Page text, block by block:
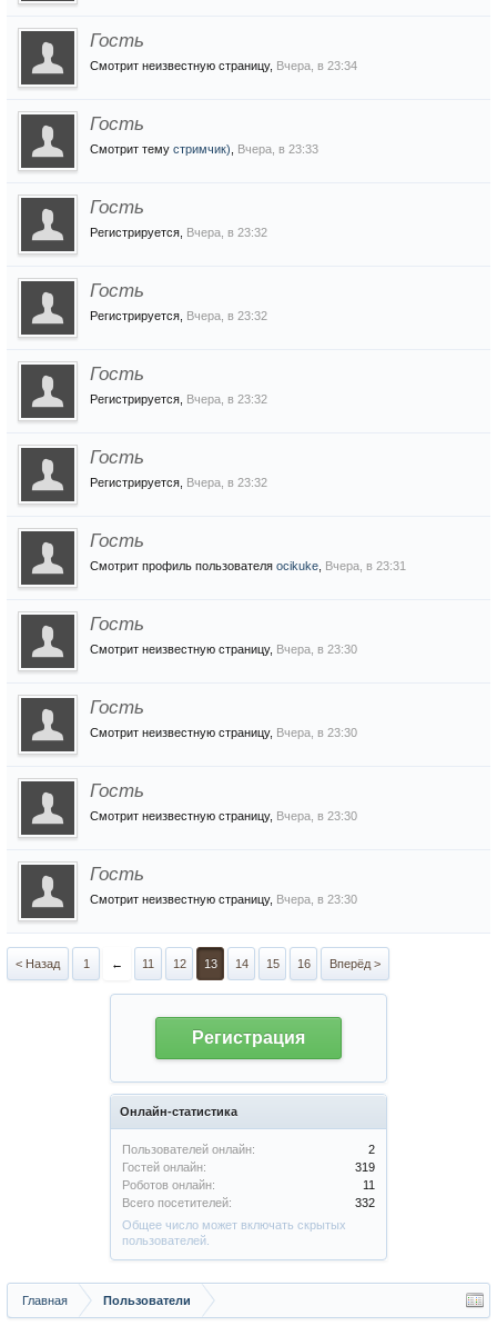
Гость
Смотрит неизвестную страницу, Вчера, в 23:34
Гость
Смотрит тему стримчик) Вчера, в 23:33
Гость
Регистрируется, Вчера, в 23:32
Гость
Регистрируется, Вчера, в 23:32
Гость
Регистрируется, Вчера, в 23:32
Гость
Регистрируется, Вчера, в 23:32
Гость
Смотрит профиль пользователя ocikuke Вчера, в 23:31
Гость
Смотрит неизвестную страницу, Вчера, в 23:30
Гость
Смотрит неизвестную страницу, Вчера, в 23:30
Гость
Смотрит неизвестную страницу, Вчера, в 23:30
Гость
Смотрит неизвестную страницу, Вчера, в 23:30
< Назад 1 ← 11 12 13 14 15 16 Вперёд >
Регистрация
Онлайн-статистика
Пользователей онлайн:
2
Гостей онлайн:
319
Роботов онлайн:
11
Всего посетителей:
332
Общее число может включать скрытых
пользователей.
Главная Пользователи